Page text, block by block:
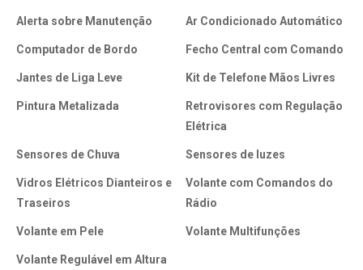
Alerta sobre Manutenção Ar Condicionado Automático
Computador de Bordo Fecho Central com Comando
Jantes de Liga Leve Kit de Telefone Mãos Livres
Pintura Metalizada
Retrovisores com Regulação
Elétrica
Sensores de Chuva Sensores de luzes
Vidros Elétricos Dianteiros e
Traseiros
Volante com Comandos do
Rádio
Volante em Pele Volante Multifunções
Volante Regulável em Altura